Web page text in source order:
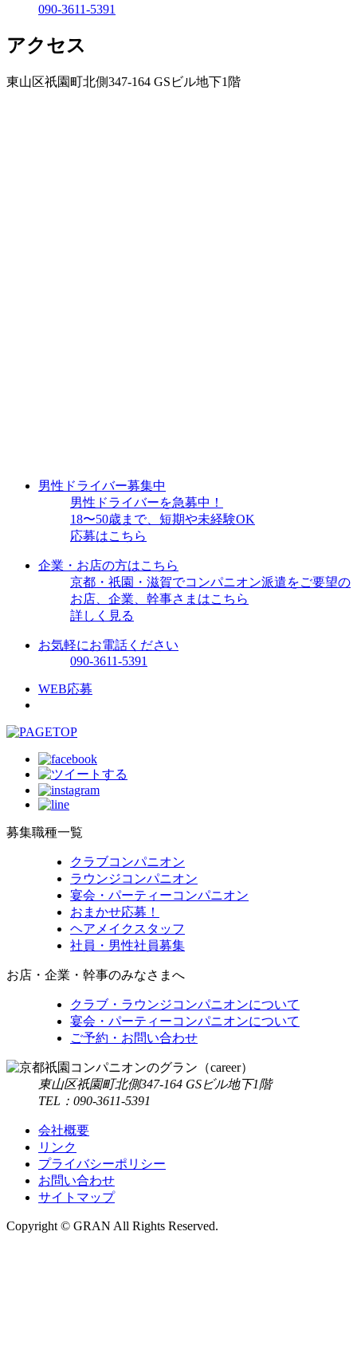
090-3611-5391
アクセス
東山区祇園町北側347-164 GSビル地下1階
男性ドライバー募集中
男性ドライバーを急募中！
18〜50歳まで、短期や未経験OK
応募はこちら
企業・お店の方はこちら
京都・祇園・滋賀でコンパニオン派遣をご要望の
お店、企業、幹事さまはこちら
詳しく見る
お気軽にお電話ください
090-3611-5391
WEB応募
募集職種一覧
クラブコンパニオン
ラウンジコンパニオン
宴会・パーティーコンパニオン
おまかせ応募！
ヘアメイクスタッフ
社員・男性社員募集
お店・企業・幹事のみなさまへ
クラブ・ラウンジコンパニオンについて
宴会・パーティーコンパニオンについて
ご予約・お問い合わせ
東山区祇園町北側347-164 GSビル地下1階
TEL：090-3611-5391
会社概要
リンク
プライバシーポリシー
お問い合わせ
サイトマップ
Copyright © GRAN All Rights Reserved.